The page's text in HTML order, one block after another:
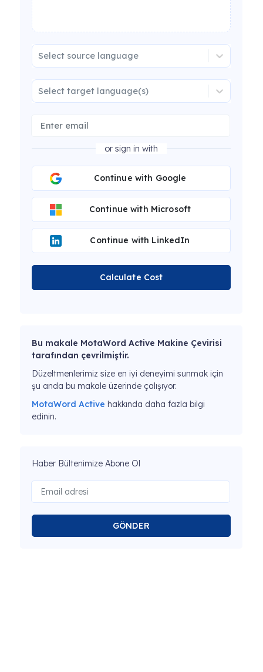
Select source language
Select target language(s)
or sign in with
Continue with Google
Continue with Microsoft
Continue with LinkedIn
Calculate Cost
Bu makale MotaWord Active Makine Çevirisi
tarafından çevrilmiştir.
Düzeltmenlerimiz size en iyi deneyimi sunmak için
şu anda bu makale üzerinde çalışıyor.
MotaWord Active hakkında daha fazla bilgi
edinin.
Haber Bültenimize Abone Ol
GÖNDER